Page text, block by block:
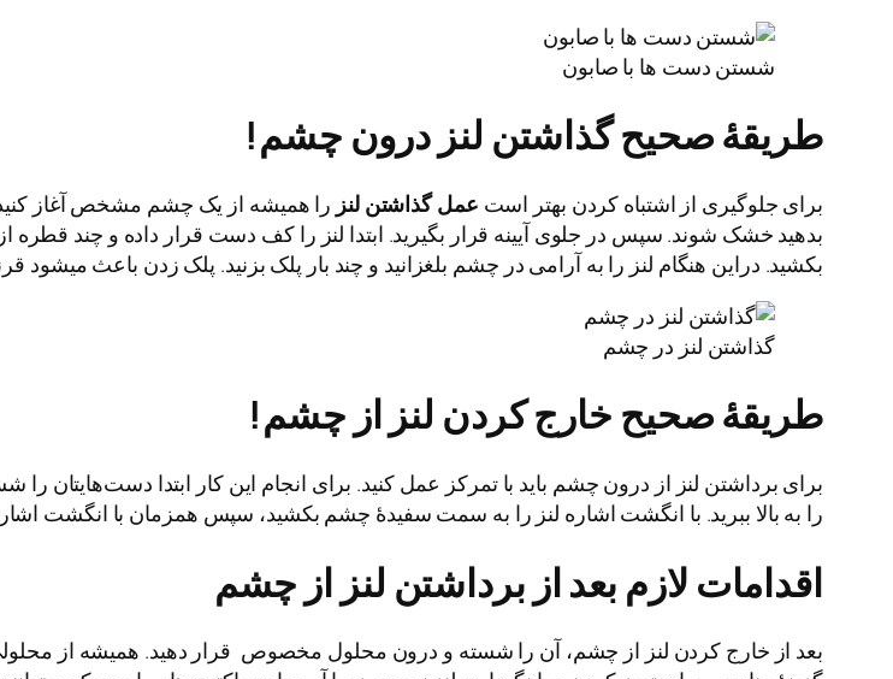
شستن دست ها با صابون
طریقۀ صحیح گذاشتن لنز درون چشم!
برای جلوگیری از اشتباه کردن بهتر است عمل گذاشتن لنز را همیشه از یک چشم مشخص آغاز کنید.
بدهید خشک شوند. سپس در جلوی آیینه قرار بگیرید. ابتدا لنز را کف دست قرار داده و چند قطره از
بکشید. دراین هنگام لنز را به آرامی در چشم بلغزانید و چند بار پلک بزنید. پلک زدن باعث
گذاشتن لنز در چشم
طریقۀ صحیح خارج کردن لنز از چشم!
برای برداشتن لنز از درون چشم باید با تمرکز عمل کنید. برای انجام این کار ابتدا دست‌هایتان را
را به بالا ببرید. با انگشت اشاره لنز را به سمت سفیدۀ چشم بکشید، سپس همزمان با انگشت
اقدامات لازم بعد از برداشتن لنز از چشم
بعد از خارج کردن لنز از چشم، آن را شسته و درون محلول مخصوص قرار دهید. همیشه از